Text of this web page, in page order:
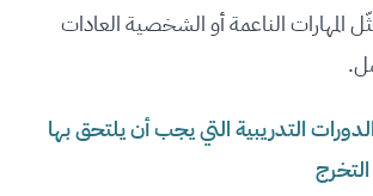
المهارات الناعمة أو الشخصية العادات
التدريبية التي يجب أن يلتحق بها